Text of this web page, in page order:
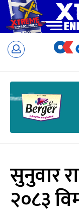
Skip
सुनुवार
२०८३